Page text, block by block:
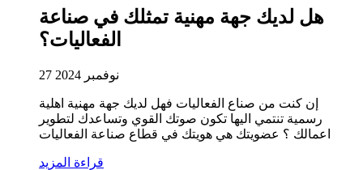
هل لديك جهة مهنية تمثلك في صناعة
الفعاليات؟
27 نوفمبر 2024
إن كنت من صناع الفعاليات فهل لديك جهة مهنية اهلية
رسمية تنتمي اليها تكون صوتك القوي وتساعدك لتطوير
اعمالك ؟ عضويتك هي هويتك في قطاع صناعة الفعاليات
قراءة المزيد